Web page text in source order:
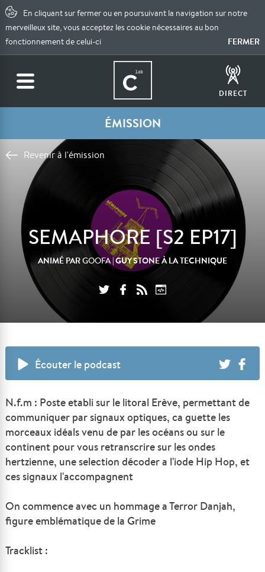
En cliquant sur fermer ou en poursuivant la navigation sur notre
merveilleux site, vous acceptez les cookie nécessaires au bon
fonctionnement de celui-ci
FERMER
DIRECT
ÉMISSION
Revenir à l'émission
SEMAPHORE [S2 EP17]
ANIMÉ PARGOOFA| GUY STONE À LA TECHNIQUE
Écouter le podcast
N.f.m : Poste etabli sur le litoral Erève, permettant de
communiquer par signaux optiques, ca guette les
morceaux idéals venu de par les océans ou sur le
continent pour vous retranscrire sur les ondes
hertzienne, une selection décoder a l'iode Hip Hop, et
ces signaux l'accompagnent
On commence avec un hommage a Terror Danjah,
figure emblématique de la Grime
Tracklist :